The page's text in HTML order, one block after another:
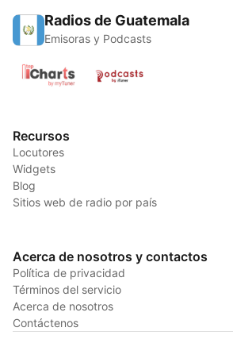
Radios de Guatemala
Emisoras y Podcasts
Recursos
Locutores
Widgets
Blog
Sitios web de radio por país
Acerca de nosotros y contactos
Política de privacidad
Términos del servicio
Acerca de nosotros
Contáctenos